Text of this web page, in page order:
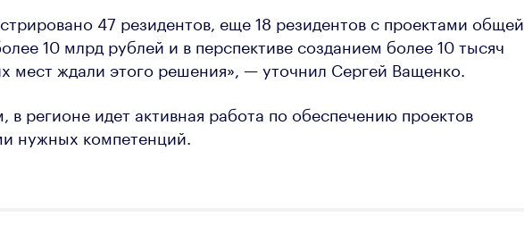
47 резидентов, еще 18 резидентов с проектами общей
10 млрд рублей и в перспективе созданием более 10 тысяч
мест ждали этого решения», — уточнил Сергей Ващенко.
в регионе идет активная работа по обеспечению проектов
нужных компетенций.